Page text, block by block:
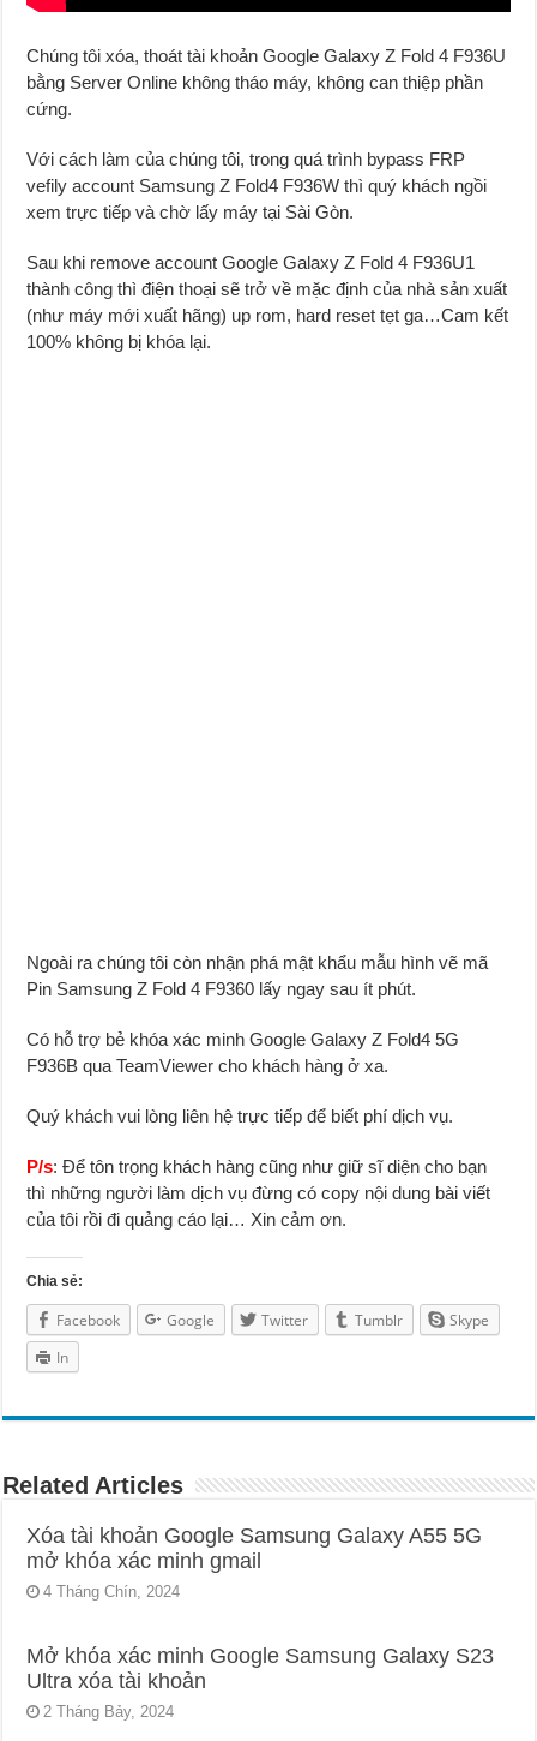
Chúng tôi xóa, thoát tài khoản Google Galaxy Z Fold 4 F936U
bằng Server Online không tháo máy, không can thiệp phần
cứng.
Với cách làm của chúng tôi, trong quá trình bypass FRP
vefily account Samsung Z Fold4 F936W thì quý khách ngồi
xem trực tiếp và chờ lấy máy tại Sài Gòn.
Sau khi remove account Google Galaxy Z Fold 4 F936U1
thành công thì điện thoại sẽ trở về mặc định của nhà sản xuất
(như máy mới xuất hãng) up rom, hard reset tẹt ga…Cam kết
100% không bị khóa lại.
Ngoài ra chúng tôi còn nhận phá mật khẩu mẫu hình vẽ mã
Pin Samsung Z Fold 4 F9360 lấy ngay sau ít phút.
Có hỗ trợ bẻ khóa xác minh Google Galaxy Z Fold4 5G
F936B qua TeamViewer cho khách hàng ở xa.
Quý khách vui lòng liên hệ trực tiếp để biết phí dịch vụ.
P/s: Để tôn trọng khách hàng cũng như giữ sĩ diện cho bạn
thì những người làm dịch vụ đừng có copy nội dung bài viết
của tôi rồi đi quảng cáo lại… Xin cảm ơn.
Chia sẻ:
Facebook Google Twitter Tumblr
Skype
In
Related Articles
Xóa tài khoản Google Samsung Galaxy A55 5G
mở khóa xác minh gmail
4 Tháng Chín, 2024
Mở khóa xác minh Google Samsung Galaxy S23
Ultra xóa tài khoản
2 Tháng Bảy, 2024